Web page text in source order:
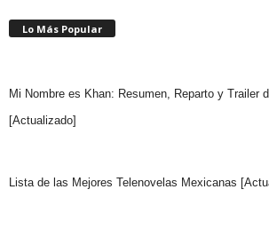
Lo Más Popular
Mi Nombre es Khan: Resumen, Reparto y Trailer
[Actualizado]
Lista de las Mejores Telenovelas Mexicanas